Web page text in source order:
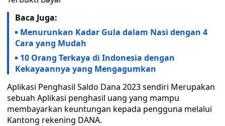
Baca Juga:
Menurunkan Kadar Gula dalam Nasi dengan 4
Cara yang Mudah
10 Orang Terkaya di Indonesia dengan
Kekayaannya yang Mengagumkan
Aplikasi Penghasil Saldo Dana 2023 sendiri Merupakan
sebuah Aplikasi penghasil uang yang mampu
membayarkan keuntungan kepada pengguna melalui
Kantong rekening DANA.